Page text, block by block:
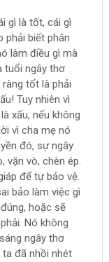
gì là tốt, cái gì
phải biết phân
làm điều gì mà
tuổi ngây thơ
tốt là phải
Tuy nhiên vì
xấu, nếu không
vì cha mẹ nó
đó, sự ngây
vặn vò, chèn ép.
để tự bảo vệ.
bảo làm việc gì
hoặc sẽ
Nó không
ngây thơ
đã nhồi nhét